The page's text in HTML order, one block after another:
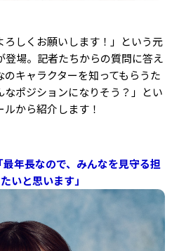
しくお願いします！」という元
登場。記者たちからの質問に答え
キャラクターを知ってもらうた
ポジションになりそう？」とい
から紹介します！
年長なので、みんなを見守る担
いと思います」